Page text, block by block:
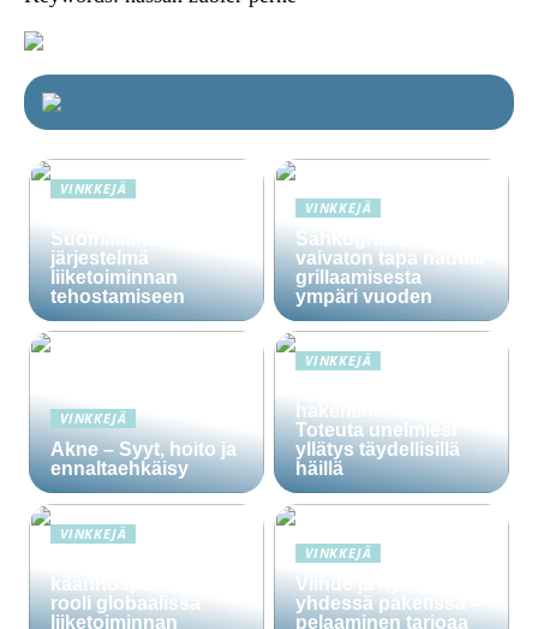
VINKKEJÄ
Suomalainen CRM-
järjestelmä
liiketoiminnan
tehostamiseen
VINKKEJÄ
Sähkögrilli on
vaivaton tapa nauttia
grillaamisesta
ympäri vuoden
VINKKEJÄ
Akne – Syyt, hoito ja
ennaltaehkäisy
VINKKEJÄ
hakeminen salassa –
Toteuta unelmiesi
yllätys täydellisillä
häillä
VINKKEJÄ
käännöspalvelujen
rooli globaalissa
liiketoiminnan
VINKKEJÄ
Viihde ja hyöty
yhdessä paketissa –
pelaaminen tarjoaa